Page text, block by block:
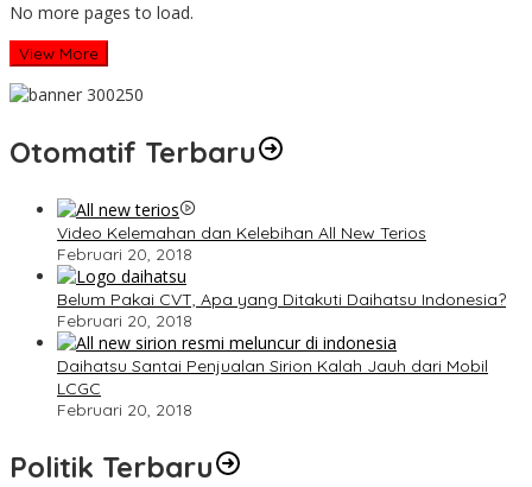
No more pages to load.
View More
Otomatif Terbaru
Video Kelemahan dan Kelebihan All New Terios
Februari 20, 2018
Belum Pakai CVT, Apa yang Ditakuti Daihatsu Indonesia?
Februari 20, 2018
Daihatsu Santai Penjualan Sirion Kalah Jauh dari Mobil
LCGC
Februari 20, 2018
Politik Terbaru